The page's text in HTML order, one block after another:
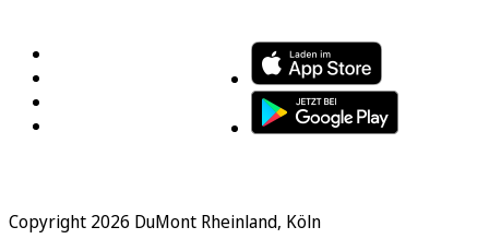
Copyright 2026 DuMont Rheinland, Köln